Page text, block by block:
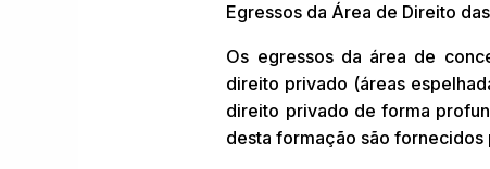
Egressos da Área de Direito
Os egressos da área de
direito privado (áreas
direito privado de forma
desta formação são fornecidos